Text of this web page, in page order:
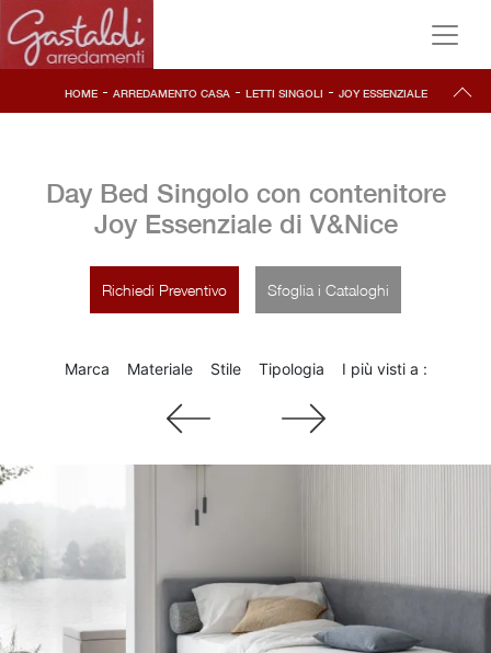
HOME- ARREDAMENTO CASA- LETTI SINGOLI - JOY ESSENZIALE
Day Bed Singolo con contenitore
Joy Essenziale di V&Nice
Richiedi Preventivo Sfoglia i Cataloghi
Marca Materiale Stile Tipologia I più visti a :